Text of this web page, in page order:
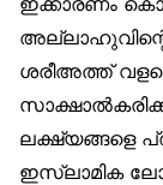
ശരീഅത്ത്
ലക്ഷ്യങ്ങളെ
ഇസ്‌ലാമിക